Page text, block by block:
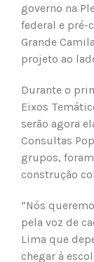
governo na
federal e pré-
Grande
projeto ao
Durante o
Eixos
serão agora
Consultas
grupos,
construção
“Nós
pela voz de
Lima que
chegar à